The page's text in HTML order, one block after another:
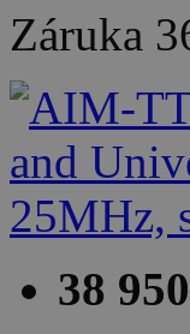
Záruka
38